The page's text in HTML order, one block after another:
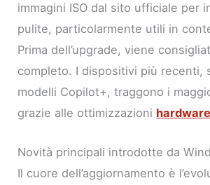
immagini ISO dal sito ufficiale per
pulite, particolarmente utili in
Prima dell’upgrade, viene
completo. I dispositivi più recenti,
modelli Copilot+, traggono i
grazie alle ottimizzazioni hardware
Novità principali introdotte da
Il cuore dell’aggiornamento è